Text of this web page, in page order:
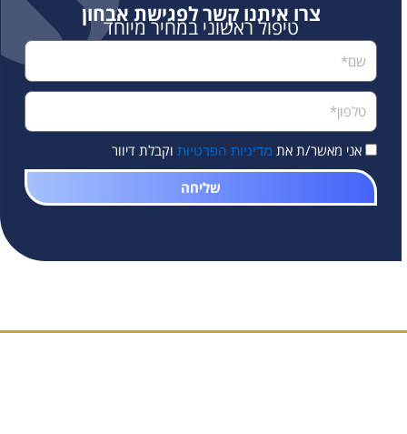
צרו איתנו קשר לפגישת אבחון
טיפול ראשוני במחיר מיוחד
אני מאשר/ת את מדיניות הפרטיות וקבלת דיוור
שליחה